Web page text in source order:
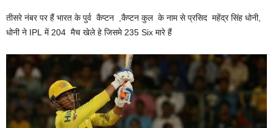
तीसरे नंबर पर हैं भारत के पुर्व कैप्टन ,कैप्टन कुल के नाम से प्रसिद महेंद्र सिंह धोनी,
धोनी ने IPL में 204 मैच खेले हे जिसमे 235 Six मारे हैं